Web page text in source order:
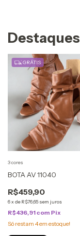
Destaques
GRÁTIS
BOTA AV 11040
R$459,90
6x de R$76,65 sem juros
R$436,91 com Pix
Só restam 4em estoque!
3 cores